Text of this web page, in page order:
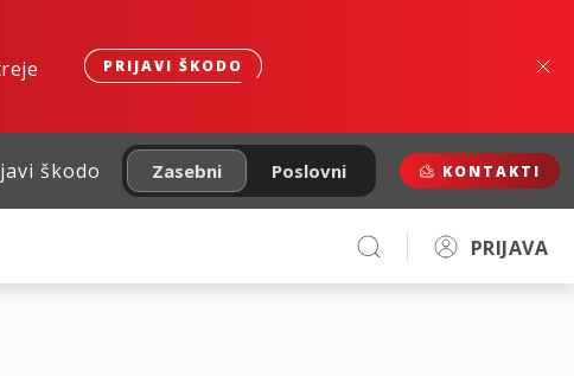
PRIJAVI ŠKODO
škodo Zasebni Poslovni KONTAKTI
PRIJAVA